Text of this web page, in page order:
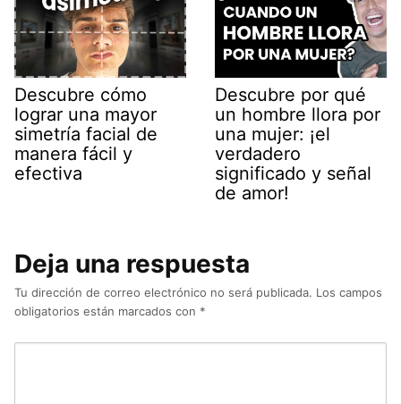
Descubre cómo
lograr una mayor
simetría facial de
manera fácil y
efectiva
Descubre por qué
un hombre llora por
una mujer: ¡el
verdadero
significado y señal
de amor!
Deja una respuesta
Tu dirección de correo electrónico no será publicada. Los campos
obligatorios están marcados con *